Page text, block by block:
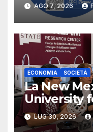
NIOSH
AGO 7, 2026
ECONOMIA SOCIETÀ
La New
University
classe di
3D
LUG 30, 2026